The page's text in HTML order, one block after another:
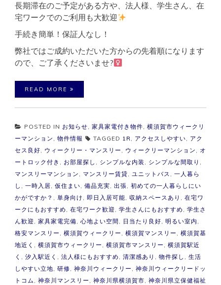
長期滞在のご予定がある方や、法人様、学生さん、在
宅ワークでのご利用も大歓迎
手続き簡単！保証人なし！
弊社ではご成約いただいた方からの先着順になります
ので、ご了承くださいませ?‍
READ MORE
POSTED IN お知らせ, 家具家電付き物件, 横須賀市ウィークリ
ーマンション , 物件情報 TAGGED 1R, アクセスしやすい, アク
セス良好, ウィークリー・マンスリー , ウィークリーマンション , オ
ートロック付き , お部屋探し , シンプルな内装 , シンプルな間取り ,
マンスリーマンション , マンスリー賃貸, ユニットバス , 一人暮ら
し , 一時入居, 仮住まい, 備品充実, 出張, 初めての一人暮らしにい
かがですか？ , 単身向け , 即日入居可能, 収納スペースあり , 在宅ワ
ークにもおすすめ , 在宅ワーク歓迎 , 学生さんにもおすすめ , 学生さ
ん歓迎 , 家具家電完備, 心地よい空間 , 日当たり良好, 明るい室内 ,
格安マンスリー , 横須賀ウィークリー , 横須賀マンスリー , 横須賀基
地近く , 横須賀市ウィークリー , 横須賀市マンスリー , 横須賀駅近
く , 汐入駅近く , 法人様にもおすすめ , 清潔感あり , 物件探し , 生活
しやすい立地, 研修, 神奈川ウィークリー , 神奈川ウィークリードッ
トコム , 神奈川マンスリー , 神奈川県横須賀市, 神奈川県立保健福祉